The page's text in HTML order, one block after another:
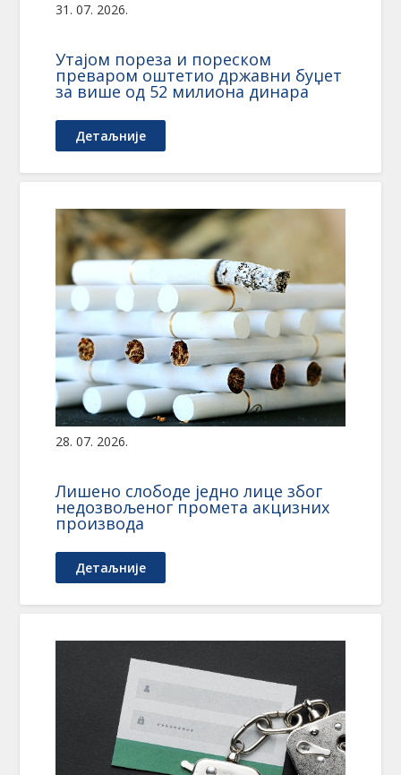
31. 07. 2026.
Утајом пореза и пореском
преваром оштетио државни буџет
за више од 52 милиона динара
Детаљније
28. 07. 2026.
Лишено слободе једно лице због
недозвољеног промета акцизних
производа
Детаљније